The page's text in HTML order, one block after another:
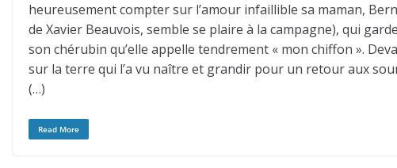
heureusement compter sur l’amour infaillible sa maman,
de Xavier Beauvois, semble se plaire à la campagne), qui
son chérubin qu’elle appelle tendrement « mon chiffon ».
sur la terre qui l’a vu naître et grandir pour un retour aux
(…)
Read More